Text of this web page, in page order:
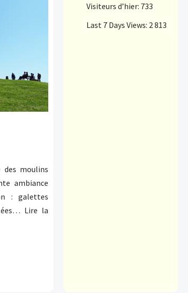
moulins
ambiance
: galettes
Lire la
Visiteurs d’hier: 733
Last 7 Days Views: 2 813